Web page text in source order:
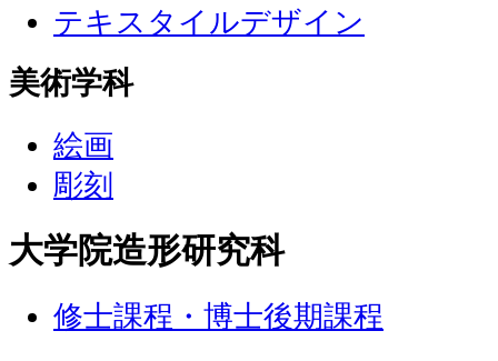
テキスタイルデザイン
美術学科
絵画
彫刻
大学院造形研究科
修士課程・博士後期課程